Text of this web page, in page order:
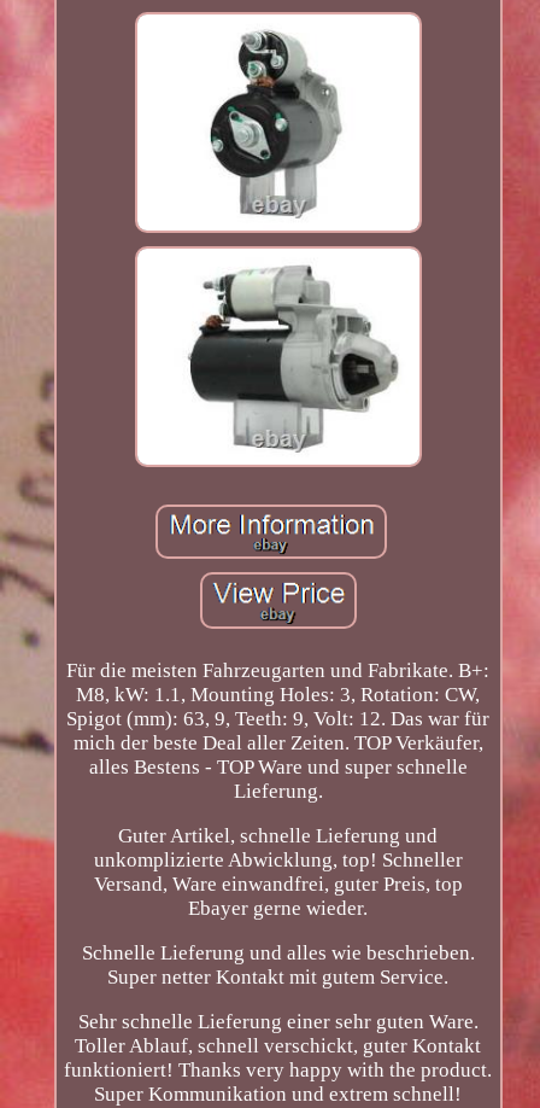
Für die meisten Fahrzeugarten und Fabrikate. B+:
M8, kW: 1.1, Mounting Holes: 3, Rotation: CW,
Spigot (mm): 63, 9, Teeth: 9, Volt: 12. Das war für
mich der beste Deal aller Zeiten. TOP Verkäufer,
alles Bestens - TOP Ware und super schnelle
Lieferung.
Guter Artikel, schnelle Lieferung und
unkomplizierte Abwicklung, top! Schneller
Versand, Ware einwandfrei, guter Preis, top
Ebayer gerne wieder.
Schnelle Lieferung und alles wie beschrieben.
Super netter Kontakt mit gutem Service.
Sehr schnelle Lieferung einer sehr guten Ware.
Toller Ablauf, schnell verschickt, guter Kontakt
funktioniert! Thanks very happy with the product.
Super Kommunikation und extrem schnell!